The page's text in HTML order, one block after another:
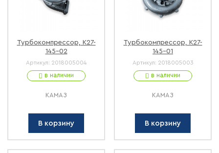
Турбокомпрессор, К27-
145-02
Артикул: 2018005004
в наличии
КАМАЗ
В корзину
Турбокомпрессор, К27-
145-01
Артикул: 2018005003
в наличии
КАМАЗ
В корзину